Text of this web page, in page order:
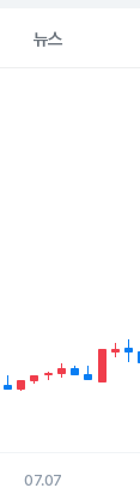
뉴스
08 00:00:00
07.07